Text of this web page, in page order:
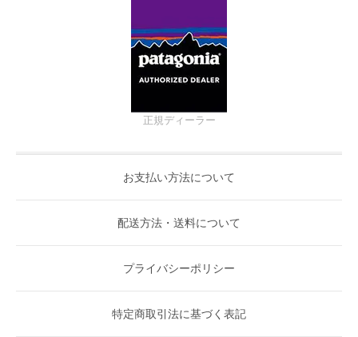
正規ディーラー
お支払い方法について
配送方法・送料について
プライバシーポリシー
特定商取引法に基づく表記